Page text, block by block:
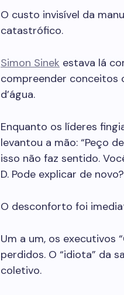
O custo invisível da
catastrófico.
Simon Sinek estava lá
compreender conceitos
d’água.
Enquanto os líderes
levantou a mão: “Peço
isso não faz sentido.
D. Pode explicar de
O desconforto foi
Um a um, os executivos
perdidos. O “idiota” da
coletivo.